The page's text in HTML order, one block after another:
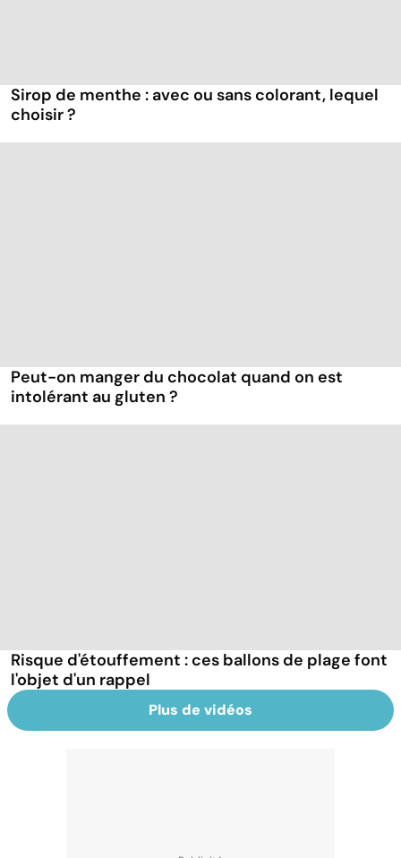
Sirop de menthe : avec ou sans colorant, lequel
choisir ?
Peut-on manger du chocolat quand on est
intolérant au gluten ?
Risque d'étouffement : ces ballons de plage font
l'objet d'un rappel
Plus de vidéos